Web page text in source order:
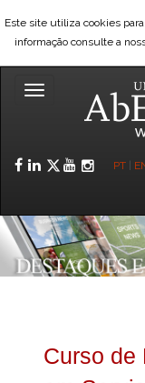
Este site utiliza cookies
informação consulte a
Toggle
Facebook
LinkedIn
PT
Curso de